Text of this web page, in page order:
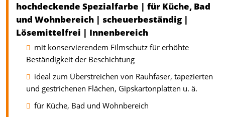
hochdeckende Spezialfarbe | für Küche, Bad
und Wohnbereich | scheuerbeständig |
Lösemittelfrei | Innenbereich
mit konservierendem Filmschutz für erhöhte
Beständigkeit der Beschichtung
ideal zum Überstreichen von Rauhfaser, tapezierten
und gestrichenen Flächen, Gipskartonplatten u. ä.
für Küche, Bad und Wohnbereich